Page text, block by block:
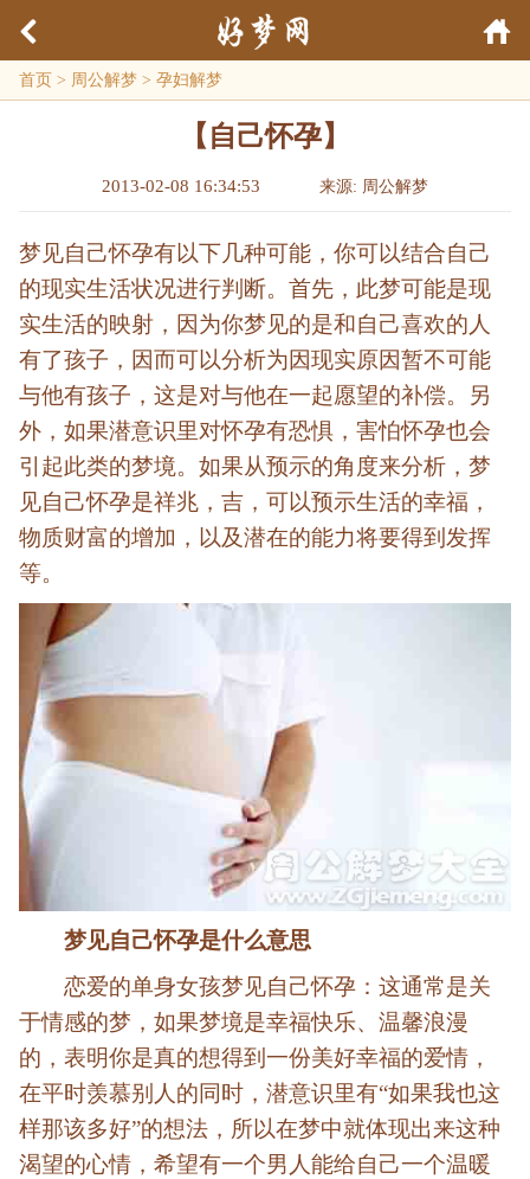
首页 > 周公解梦 > 孕妇解梦
【自己怀孕】
2013-02-08 16:34:53 来源: 周公解梦
梦见自己怀孕有以下几种可能，你可以结合自己
的现实生活状况进行判断。首先，此梦可能是现
实生活的映射，因为你梦见的是和自己喜欢的人
有了孩子，因而可以分析为因现实原因暂不可能
与他有孩子，这是对与他在一起愿望的补偿。另
外，如果潜意识里对怀孕有恐惧，害怕怀孕也会
引起此类的梦境。如果从预示的角度来分析，梦
见自己怀孕是祥兆，吉，可以预示生活的幸福，
物质财富的增加，以及潜在的能力将要得到发挥
等。
梦见自己怀孕是什么意思
恋爱的单身女孩梦见自己怀孕：这通常是关
于情感的梦，如果梦境是幸福快乐、温馨浪漫
的，表明你是真的想得到一份美好幸福的爱情，
在平时羡慕别人的同时，潜意识里有“如果我也这
样那该多好”的想法，所以在梦中就体现出来这种
渴望的心情，希望有一个男人能给自己一个温暖